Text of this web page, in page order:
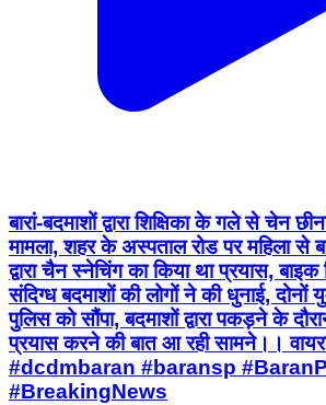
बारां-बदमाशों द्वारा शिक्षिका के गले से चेन
मामला, शहर के अस्पताल रोड पर महिला से
द्वारा चैन स्नेचिंग का किया था प्रयास,
संदिग्ध बदमाशों की लोगों ने की धुनाई,
पुलिस को सौंपा, बदमाशों द्वारा पकड़ने के
प्रयास करने की बात आ रही सामने।।
#dcdmbaran #baransp
#BreakingNews